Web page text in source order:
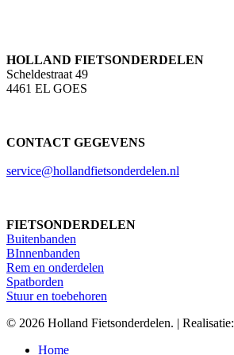
HOLLAND FIETSONDERDELEN
Scheldestraat 49
4461 EL GOES
CONTACT GEGEVENS
service@hollandfietsonderdelen.nl
FIETSONDERDELEN
Buitenbanden
BInnenbanden
Rem en onderdelen
Spatborden
Stuur en toebehoren
© 2026 Holland Fietsonderdelen. | Realisatie:
Close
Home